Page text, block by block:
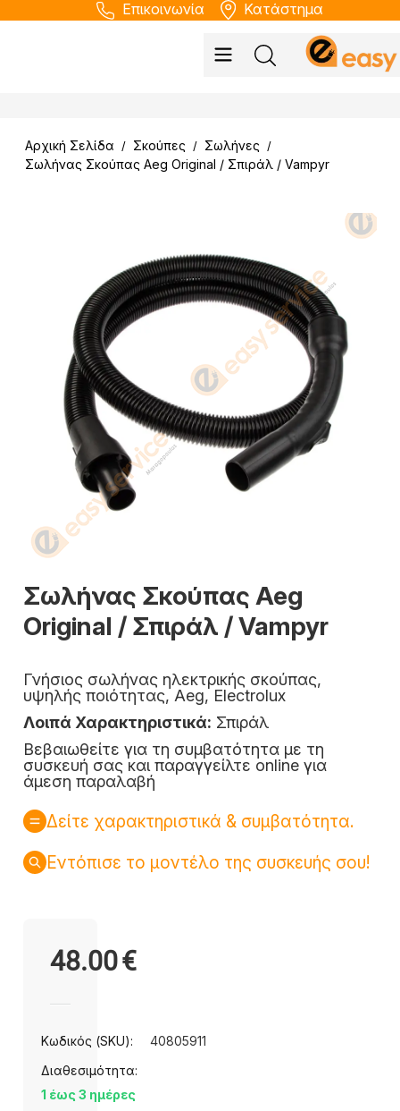
Επικοινωνία Κατάστημα
Αρχική Σελίδα / Σκούπες / Σωλήνες /
Σωλήνας Σκούπας Aeg Original / Σπιράλ / Vampyr
Σωλήνας Σκούπας Aeg
Original / Σπιράλ / Vampyr
Γνήσιος σωλήνας ηλεκτρικής σκούπας,
υψηλής ποιότητας, Aeg, Electrolux
Λοιπά Χαρακτηριστικά: Σπιράλ
Βεβαιωθείτε για τη συμβατότητα με τη
συσκευή σας και παραγγείλτε online για
άμεση παραλαβή
Δείτε χαρακτηριστικά & συμβατότητα.
Εντόπισε το μοντέλο της συσκευής σου!
48.00€
Κωδικός (SKU):
40805911
Διαθεσιμότητα:
1 έως 3 ημέρες